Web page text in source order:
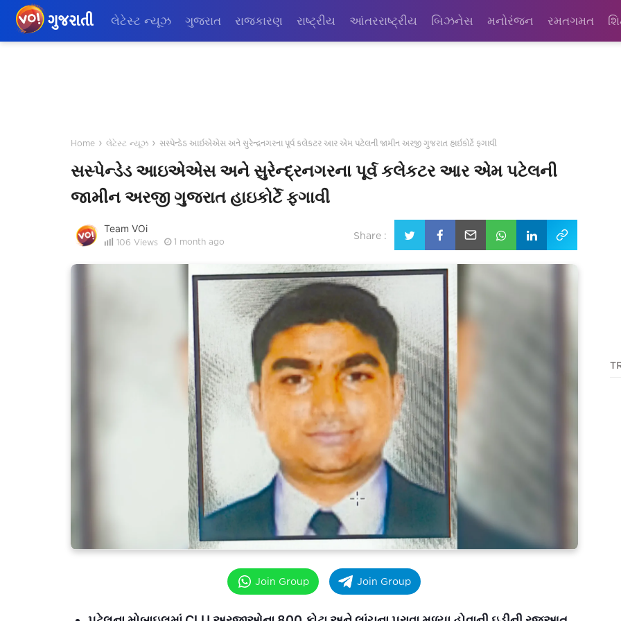
ગુજરાતી લેટેસ્ટ ન્યૂઝ ગુજરાત રાજકારણ રાષ્ટ્રીય આંતરરાષ્ટ્રીય બિઝનેસ મનોરંજન રમતગમત
Home › લેટેસ્ટ ન્યૂઝ › સસ્પેન્ડેડ આઇએએસ અને સુરેન્દ્રનગરના પૂર્વ કલેકટર આર એમ પટેલની જામીન અરજી ગુજરાત હાઇકોર્ટે ફગાવી
સસ્પેન્ડેડ આઇએએસ અને સુરેન્દ્રનગરના પૂર્વ કલેકટર આર એમ પટેલની
જામીન અરજી ગુજરાત હાઇકોર્ટે ફગાવી
Team VOi
106 Views 1 month ago
Share :
Join Group Join Group